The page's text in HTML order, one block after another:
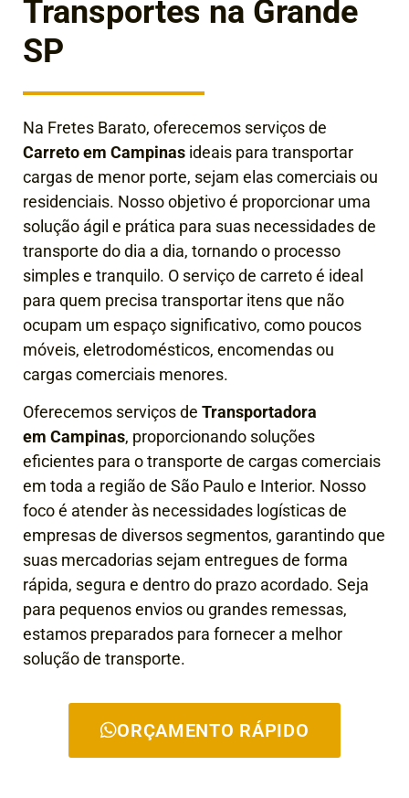
Transportes na Grande
SP
Na Fretes Barato, oferecemos serviços de
Carreto em Campinas ideais para transportar
cargas de menor porte, sejam elas comerciais ou
residenciais. Nosso objetivo é proporcionar uma
solução ágil e prática para suas necessidades de
transporte do dia a dia, tornando o processo
simples e tranquilo. O serviço de carreto é ideal
para quem precisa transportar itens que não
ocupam um espaço significativo, como poucos
móveis, eletrodomésticos, encomendas ou
cargas comerciais menores.
Oferecemos serviços de Transportadora
em Campinas, proporcionando soluções
eficientes para o transporte de cargas comerciais
em toda a região de São Paulo e Interior. Nosso
foco é atender às necessidades logísticas de
empresas de diversos segmentos, garantindo que
suas mercadorias sejam entregues de forma
rápida, segura e dentro do prazo acordado. Seja
para pequenos envios ou grandes remessas,
estamos preparados para fornecer a melhor
solução de transporte.
ORÇAMENTO RÁPIDO